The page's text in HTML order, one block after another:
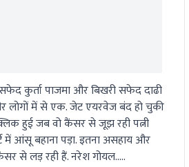
कुर्ता पाजमा और बिखरी सफेद दाढी
में से एक. जेट एयरवेज बंद हो चुकी
हुई जब वो कैंसर से जूझ रही पत्नी
आंसू बहाना पड़ा. इतना असहाय और
से लड़ रही हैं. नरेश गोयल…..